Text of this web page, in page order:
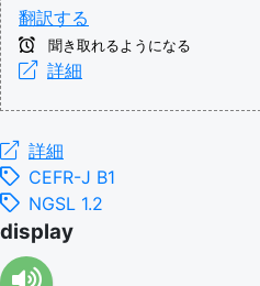
翻訳する
聞き取れるようになる
詳細
詳細
CEFR-J B1
NGSL 1.2
display